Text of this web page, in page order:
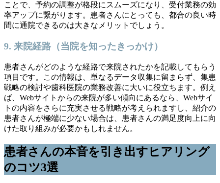
ことで、予約の調整が格段にスムーズになり、受付業務の効
率アップに繋がります。患者さんにとっても、都合の良い時
間に通院できるのは大きなメリットでしょう。
9. 来院経路（当院を知ったきっかけ）
患者さんがどのような経路で来院されたかを記載してもらう
項目です。この情報は、単なるデータ収集に留まらず、集患
戦略の検討や歯科医院の業務改善に大いに役立ちます。例え
ば、Webサイトからの来院が多い傾向にあるなら、Webサイ
トの内容をさらに充実させる戦略が考えられますし、紹介の
患者さんが極端に少ない場合は、患者さんの満足度向上に向
けた取り組みが必要かもしれません。
患者さんの本音を引き出すヒアリング
のコツ3選